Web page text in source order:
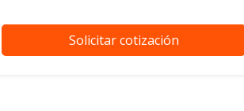
Solicitar cotización